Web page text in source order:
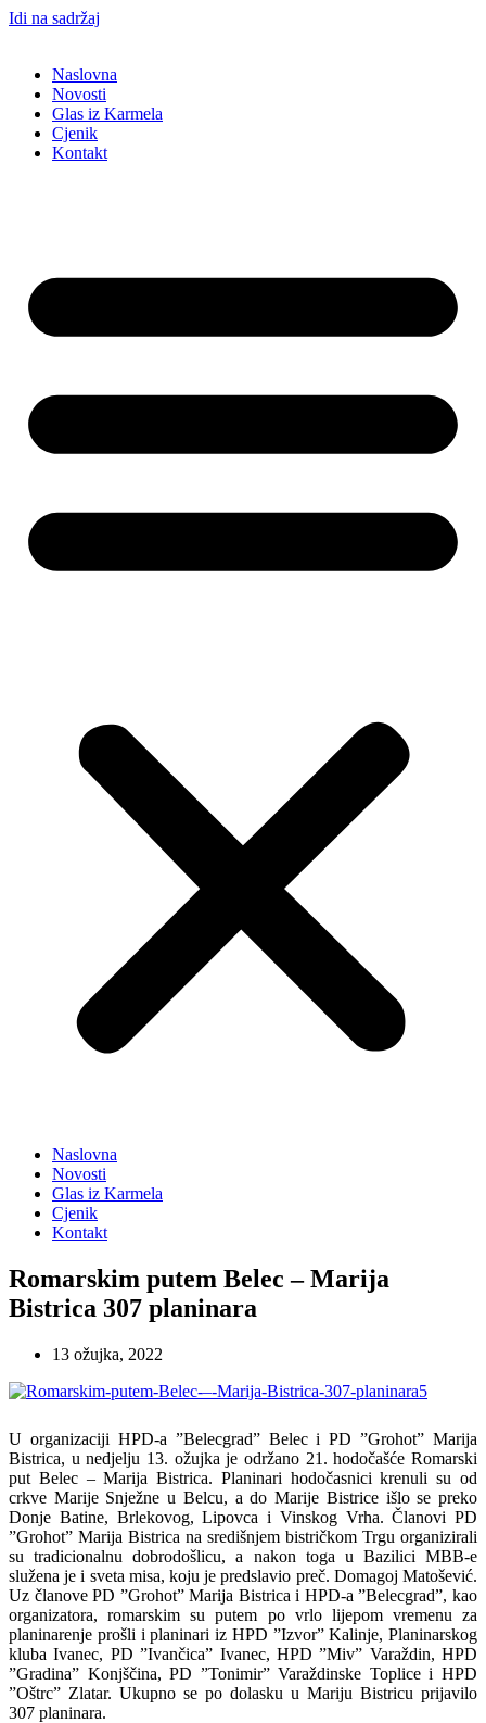
Idi na sadržaj
Naslovna
Novosti
Glas iz Karmela
Cjenik
Kontakt
Naslovna
Novosti
Glas iz Karmela
Cjenik
Kontakt
Romarskim putem Belec – Marija
Bistrica 307 planinara
13 ožujka, 2022
U organizaciji HPD-a ”Belecgrad” Belec i PD ”Grohot” Marija
Bistrica, u nedjelju 13. ožujka je održano 21. hodočašće Romarski
put Belec – Marija Bistrica. Planinari hodočasnici krenuli su od
crkve Marije Snježne u Belcu, a do Marije Bistrice išlo se preko
Donje Batine, Brlekovog, Lipovca i Vinskog Vrha. Članovi PD
”Grohot” Marija Bistrica na središnjem bistričkom Trgu organizirali
su tradicionalnu dobrodošlicu, a nakon toga u Bazilici MBB-e
služena je i sveta misa, koju je predslavio preč. Domagoj Matošević.
Uz članove PD ”Grohot” Marija Bistrica i HPD-a ”Belecgrad”, kao
organizatora, romarskim su putem po vrlo lijepom vremenu za
planinarenje prošli i planinari iz HPD ”Izvor” Kalinje, Planinarskog
kluba Ivanec, PD ”Ivančica” Ivanec, HPD ”Miv” Varaždin, HPD
”Gradina” Konjščina, PD ”Tonimir” Varaždinske Toplice i HPD
”Oštrc” Zlatar. Ukupno se po dolasku u Mariju Bistricu prijavilo
307 planinara.